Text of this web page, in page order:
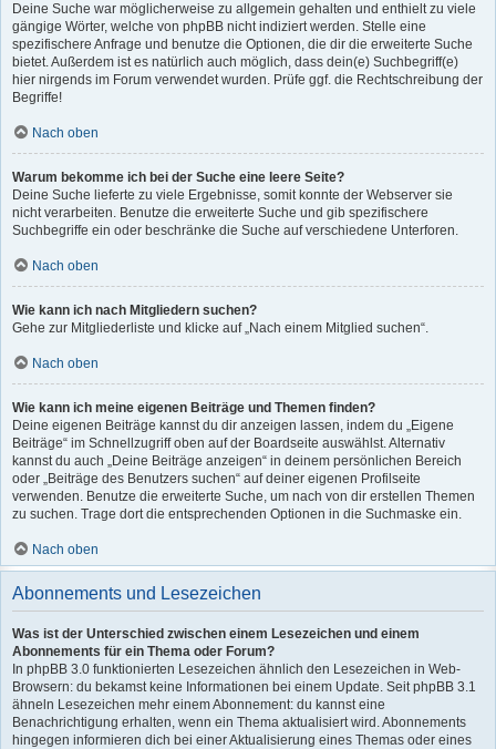
Deine Suche war möglicherweise zu allgemein gehalten und enthielt zu viele
gängige Wörter, welche von phpBB nicht indiziert werden. Stelle eine
spezifischere Anfrage und benutze die Optionen, die dir die erweiterte Suche
bietet. Außerdem ist es natürlich auch möglich, dass dein(e) Suchbegriff(e)
hier nirgends im Forum verwendet wurden. Prüfe ggf. die Rechtschreibung der
Begriffe!
Nach oben
Warum bekomme ich bei der Suche eine leere Seite?
Deine Suche lieferte zu viele Ergebnisse, somit konnte der Webserver sie
nicht verarbeiten. Benutze die erweiterte Suche und gib spezifischere
Suchbegriffe ein oder beschränke die Suche auf verschiedene Unterforen.
Nach oben
Wie kann ich nach Mitgliedern suchen?
Gehe zur Mitgliederliste und klicke auf „Nach einem Mitglied suchen“.
Nach oben
Wie kann ich meine eigenen Beiträge und Themen finden?
Deine eigenen Beiträge kannst du dir anzeigen lassen, indem du „Eigene
Beiträge“ im Schnellzugriff oben auf der Boardseite auswählst. Alternativ
kannst du auch „Deine Beiträge anzeigen“ in deinem persönlichen Bereich
oder „Beiträge des Benutzers suchen“ auf deiner eigenen Profilseite
verwenden. Benutze die erweiterte Suche, um nach von dir erstellen Themen
zu suchen. Trage dort die entsprechenden Optionen in die Suchmaske ein.
Nach oben
Abonnements und Lesezeichen
Was ist der Unterschied zwischen einem Lesezeichen und einem
Abonnements für ein Thema oder Forum?
In phpBB 3.0 funktionierten Lesezeichen ähnlich den Lesezeichen in Web-
Browsern: du bekamst keine Informationen bei einem Update. Seit phpBB 3.1
ähneln Lesezeichen mehr einem Abonnement: du kannst eine
Benachrichtigung erhalten, wenn ein Thema aktualisiert wird. Abonnements
hingegen informieren dich bei einer Aktualisierung eines Themas oder eines